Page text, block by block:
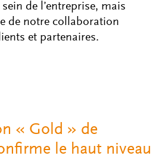
de l’entreprise, mais
de notre collaboration
et partenaires.
« Gold » de
le haut niveau